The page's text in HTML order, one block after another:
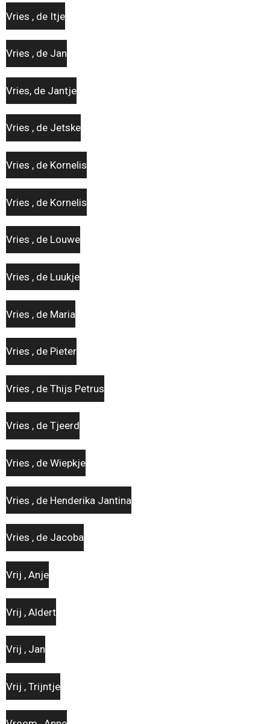
Vries , de Itje
Vries , de Jan
Vries, de Jantje
Vries , de Jetske
Vries , de Kornelis
Vries , de Kornelis
Vries , de Louwe
Vries , de Luukje
Vries , de Maria
Vries , de Pieter
Vries , de Thijs Petrus
Vries , de Tjeerd
Vries , de Wiepkje
Vries , de Henderika Jantina
Vries , de Jacoba
Vrij , Anje
Vrij , Aldert
Vrij , Jan
Vrij , Trijntje